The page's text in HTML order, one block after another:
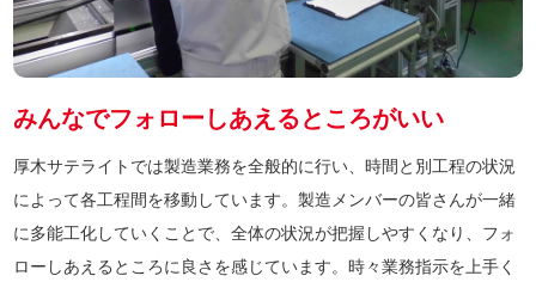
みんなでフォローしあえるところがいい
厚木サテライトでは製造業務を全般的に行い、時間と別工程の状況
によって各工程間を移動しています。製造メンバーの皆さんが一緒
に多能工化していくことで、全体の状況が把握しやすくなり、フォ
ローしあえるところに良さを感じています。時々業務指示を上手く